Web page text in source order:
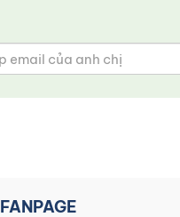
FANPAGE